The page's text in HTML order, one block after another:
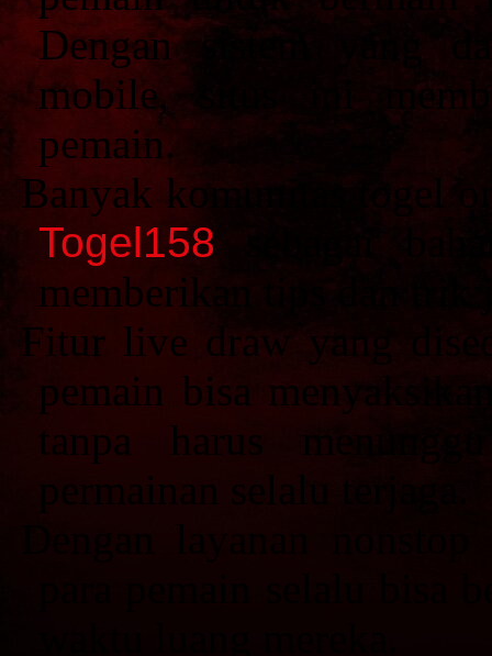
Dengan sistem yang
mobile, situs ini
pemain.
Banyak komunitas togel
Togel158
memberikan tips dan trik
Fitur live draw yang
pemain bisa
tanpa harus
permainan selalu terjaga.